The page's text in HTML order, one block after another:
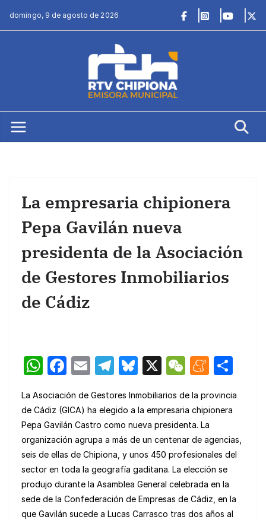
domingo, 9 de agosto de 2026
La empresaria chipionera
Pepa Gavilán nueva
presidenta de la Asociación
de Gestores Inmobiliarios
de Cádiz
W
at
s
A
p
p
F
c
e
b
o
o
k
E
ail
T
e
gr
a
m
Bl
e
s
k
y
X
W
C
h
at
M
n
a
m
e
m
ar
tir
La Asociación de Gestores Inmobiliarios de la provincia
de Cádiz (GICA) ha elegido a la empresaria chipionera
Pepa Gavilán Castro como nueva presidenta. La
organización agrupa a más de un centenar de agencias,
seis de ellas de Chipiona, y unos 450 profesionales del
sector en toda la geografía gaditana. La elección se
produjo durante la Asamblea General celebrada en la
sede de la Confederación de Empresas de Cádiz, en la
que Gavilán sucede a Lucas Carrasco tras dos años al